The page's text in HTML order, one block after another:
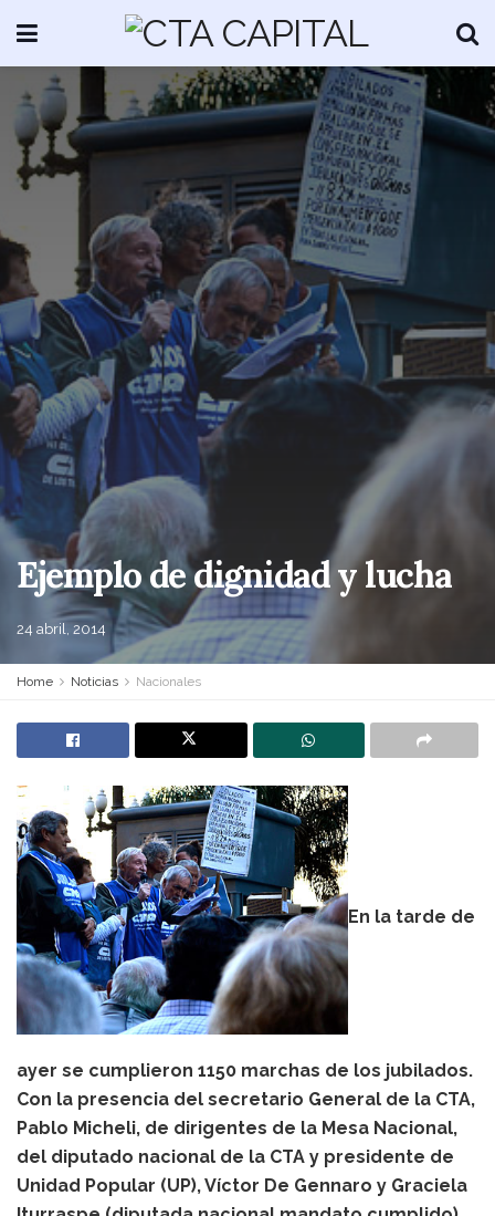
Ejemplo de dignidad y lucha
24 abril, 2014
Home Noticias Nacionales
En la tarde de
ayer se cumplieron 1150 marchas de los jubilados.
Con la presencia del secretario General de la CTA,
Pablo Micheli, de dirigentes de la Mesa Nacional,
del diputado nacional de la CTA y presidente de
Unidad Popular (UP), Víctor De Gennaro y Graciela